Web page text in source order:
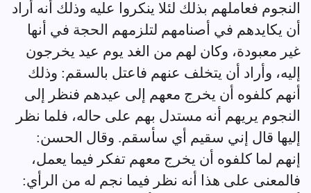
النجوم فعاملهم بذلك لئلا ينكروا عليه وذلك أنه أراد
أن يكايدهم في أصنامهم لتلزمهم الحجة في أنها
غير معبودة، وكان لهم من الغد يوم عيد يخرجون
إليه، وأراد أن يتخلف عنهم فاعتل بالسقم: وذلك
أنهم كلفوه أن يخرج معهم إلى عيدهم فنظر إلى
النجوم يريهم أنه مستدل بهم على حاله، فلما نظر
إليها قال إني سقيم أي سأسقم. وقال الحسن:
إنهم لما كلفوه أن يخرج معهم تفكر فيما يعمل،
فالمعنى على هذا أنه نظر فيما نجم له من الرأي: